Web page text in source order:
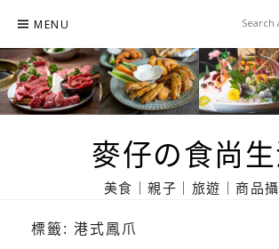
content
MENU
麥仔の食尚
美食｜親子｜旅遊｜商品
標籤: 港式鳳爪